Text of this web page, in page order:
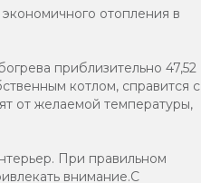
отопления в
приблизительно 47,52
котлом, справится с
от желаемой температуры,
При правильном
внимание.С